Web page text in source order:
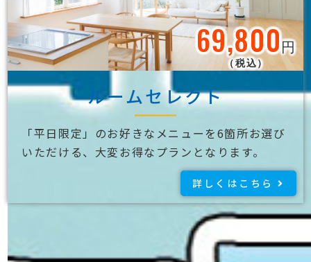
69,800円
（税込）
ルームセレクト
「平日限定」のお好きなメニューを6箇所お選び
いただける、大変お得なプランとなります。
詳しくはこちら